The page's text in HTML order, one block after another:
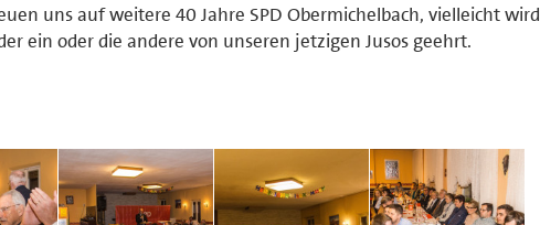
uns auf weitere 40 Jahre SPD Obermichelbach, vielleicht wird
ein oder die andere von unseren jetzigen Jusos geehrt.